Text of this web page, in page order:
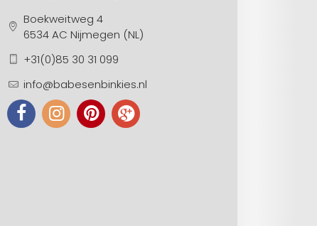
Boekweitweg 4
6534 AC Nijmegen (NL)
+31(0)85 30 31 099
info@babesenbinkies.nl